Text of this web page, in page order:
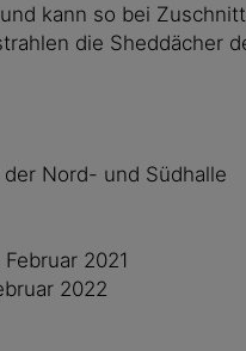
kann so bei
die Sheddächer
der Nord- und Südhalle
2021
2022